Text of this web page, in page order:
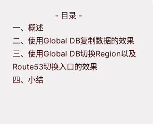
- 目录 -
一、概述
二、使用Global DB复制数据的效果
三、使用Global DB切换Region以及
Route53切换入口的效果
四、小结